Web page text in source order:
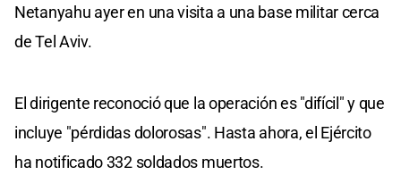
Netanyahu ayer en una visita a una base militar cerca
de Tel Aviv.
El dirigente reconoció que la operación es "difícil" y que
incluye "pérdidas dolorosas". Hasta ahora, el Ejército
ha notificado 332 soldados muertos.